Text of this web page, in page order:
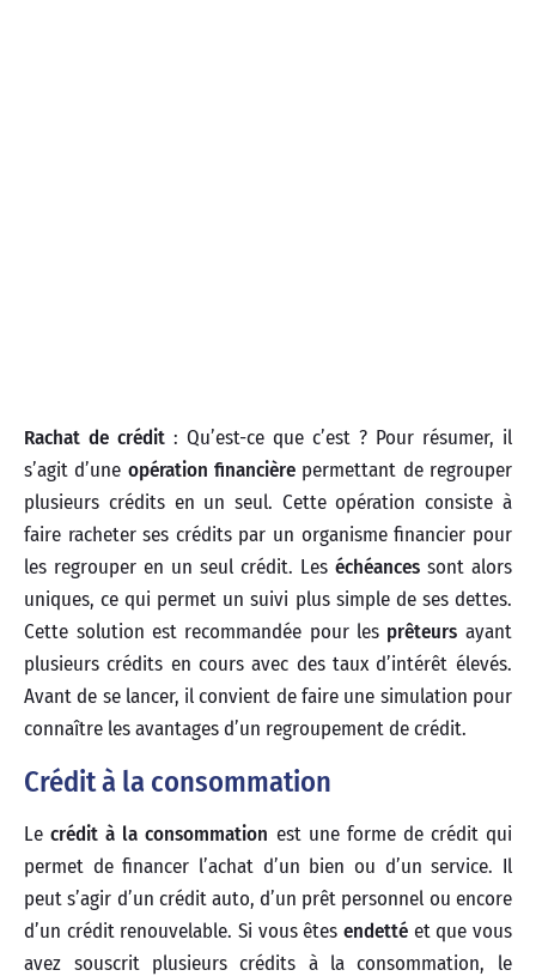
Rachat de crédit : Qu’est-ce que c’est ? Pour résumer, il
s’agit d’une opération financière permettant de regrouper
plusieurs crédits en un seul. Cette opération consiste à
faire racheter ses crédits par un organisme financier pour
les regrouper en un seul crédit. Les échéancessont alors
uniques, ce qui permet un suivi plus simple de ses dettes.
Cette solution est recommandée pour les prêteurs ayant
plusieurs crédits en cours avec des taux d’intérêt élevés.
Avant de se lancer, il convient de faire une simulation pour
connaître les avantages d’un regroupement de crédit.
Crédit à la consommation
Lecrédit à la consommation est une forme de crédit qui
permet de financer l’achat d’un bien ou d’un service. Il
peut s’agir d’un crédit auto, d’un prêt personnel ou encore
d’un crédit renouvelable. Si vous êtes endettéet que vous
avez souscrit plusieurs crédits à la consommation, le